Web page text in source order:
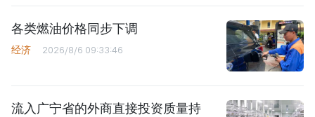
各类燃油价格同步下调
经济 2026/8/6 09:33:46
流入广宁省的外商直接投资质量持